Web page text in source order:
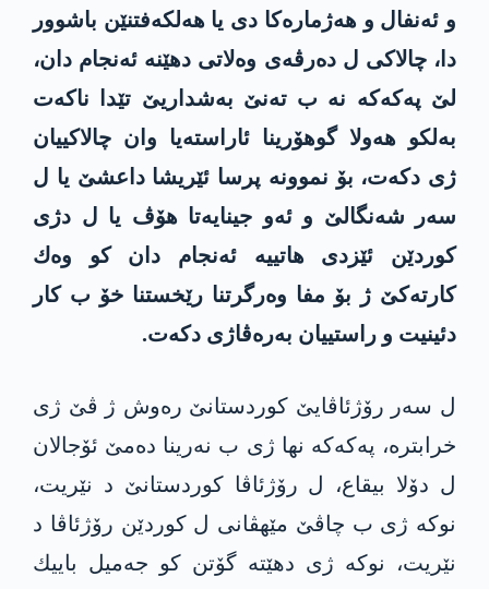
و ئه‌نفال و هه‌ژماره‌كا‌ دی یا هه‌لكه‌فتنێن باشوور
دا‌، چالاكی ل ده‌رڤه‌ی وه‌لاتی دهێنه‌ ئه‌نجام دان،
لێ په‌كه‌كه‌ نه‌ ب ته‌نێ به‌شداریێ تێدا‌ ناكه‌ت
به‌لكو هه‌ولا گوهۆرینا ئاراسته‌یا وان چالاكییان
ژی دكه‌ت‌، بۆ نموونه‌ پرسا ئێریشا داعشێ یا ل
سه‌ر شه‌نگالێ و ئه‌و جینایه‌تا هۆڤ یا ل دژی
كوردێن ئێزدی هاتییه‌ ئه‌نجام دان كو وه‌ك
كارته‌كێ ژ بۆ مفا وه‌رگرتنا رێخستنا خۆ ب كار
دئینیت و راستییان به‌ره‌ڤاژی دكه‌ت.
ل سه‌ر رۆژئاڤایێ كوردستانێ ره‌وش ژ ڤێ ژی
خرابتره‌، په‌كه‌كه‌ نها ژی ب نه‌رینا ده‌مێ ئۆجالان
ل دۆلا بیقاع، ل رۆژئاڤا كوردستانێ د نێریت،
نوكه‌ ژی ب چاڤێ مێهڤانی ل كوردێن رۆژئاڤا د
نێر‌یت، نوكه‌ ژی دهێته‌ گۆتن كو جه‌میل باییك